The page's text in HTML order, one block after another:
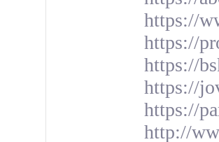
https://
https://
https://
https://
https://
http://